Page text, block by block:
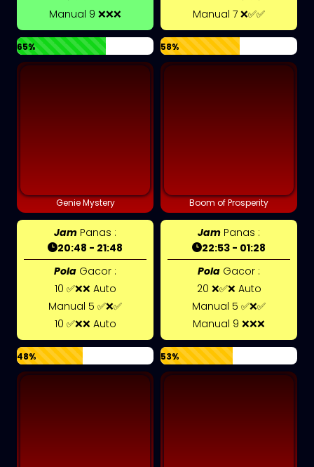
Manual 9 ❌❌❌
65%
Manual 7 ❌✅✅
58%
Genie Mystery
Jam Panas :
20:48 - 21:48
Pola Gacor :
10 ✅❌❌ Auto
Manual 5 ✅❌✅
10 ✅❌❌ Auto
48%
Boom of Prosperity
Jam Panas :
22:53 - 01:28
Pola Gacor :
20 ❌✅❌ Auto
Manual 5 ✅❌✅
Manual 9 ❌❌❌
53%